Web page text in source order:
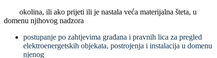
okolina, ili ako prijeti ili je nastala veća materijalna šteta, u
domenu njihovog nadzora
postupanje po zahtjevima građana i pravnih lica za pregled
elektroenergetskih objekata, postrojenja i instalacija u domenu
njenog